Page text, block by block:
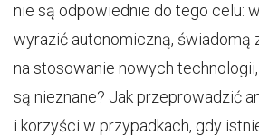
nie są odpowiednie do tego celu:
wyrazić autonomiczną, świadomą
na stosowanie nowych
są nieznane? Jak przeprowadzić
i korzyści w przypadkach, gdy